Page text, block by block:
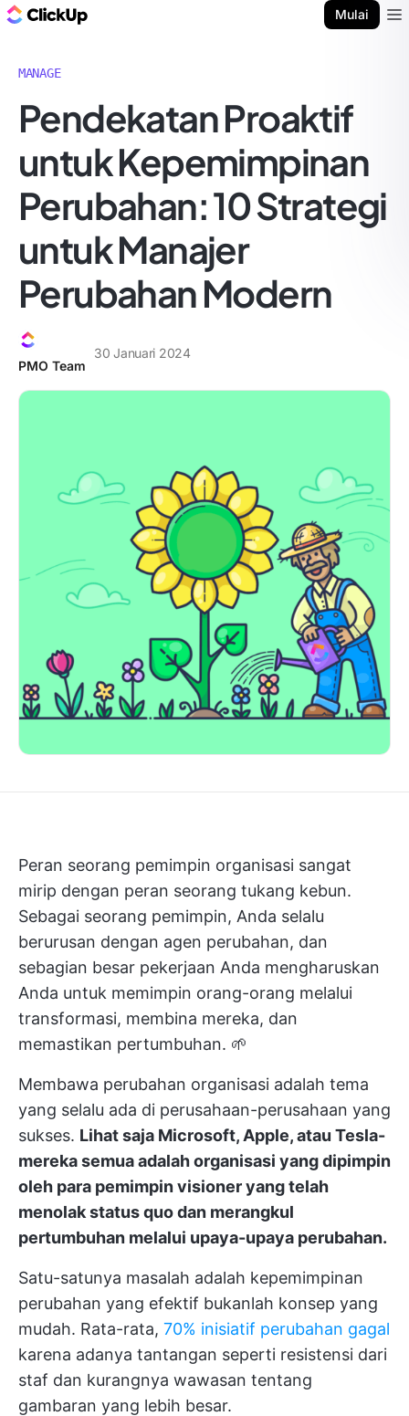
Mulai
MANAGE
Pendekatan Proaktif
untuk Kepemimpinan
Perubahan: 10 Strategi
untuk Manajer
Perubahan Modern
PMO Team
30 Januari 2024
Peran seorang pemimpin organisasi sangat
mirip dengan peran seorang tukang kebun.
Sebagai seorang pemimpin, Anda selalu
berurusan dengan agen perubahan, dan
sebagian besar pekerjaan Anda mengharuskan
Anda untuk memimpin orang-orang melalui
transformasi, membina mereka, dan
memastikan pertumbuhan. 🌱
Membawa perubahan organisasi adalah tema
yang selalu ada di perusahaan-perusahaan yang
sukses. Lihat saja Microsoft, Apple, atau Tesla-
mereka semua adalah organisasi yang dipimpin
oleh para pemimpin visioner yang telah
menolak status quo dan merangkul
pertumbuhan melalui upaya-upaya perubahan.
Satu-satunya masalah adalah kepemimpinan
perubahan yang efektif bukanlah konsep yang
mudah. Rata-rata, 70% inisiatif perubahan gagal
karena adanya tantangan seperti resistensi dari
staf dan kurangnya wawasan tentang
gambaran yang lebih besar.